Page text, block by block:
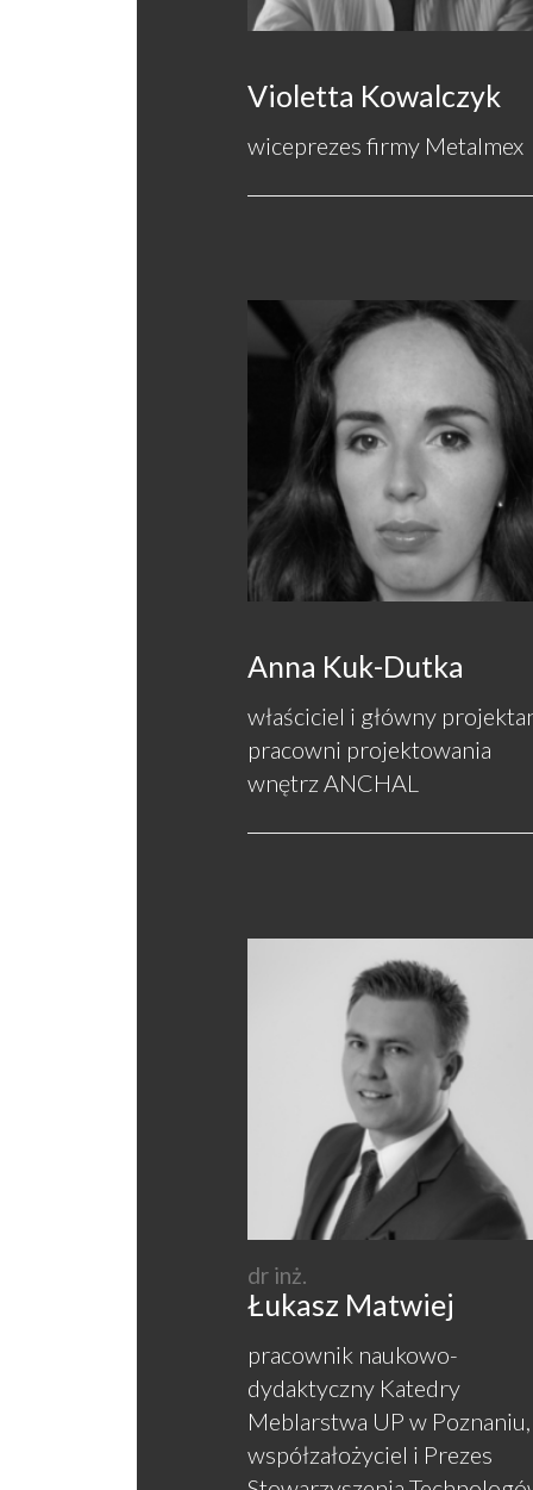
Violetta Kowalczyk
wiceprezes firmy Metalmex
Anna Kuk-Dutka
właściciel i główny
pracowni projektowania
wnętrz ANCHAL
dr inż.
Łukasz Matwiej
pracownik naukowo-
dydaktyczny Katedry
Meblarstwa UP w Poznaniu,
współzałożyciel i Prezes